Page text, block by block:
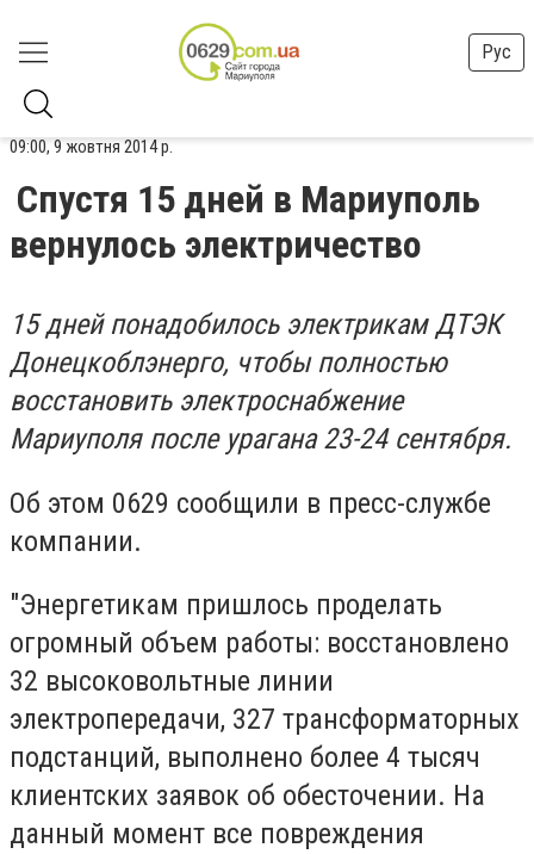
Рус
09:00, 9 жовтня 2014 р.
Спустя 15 дней в Мариуполь
вернулось электричество
15 дней понадобилось электрикам ДТЭК
Донецкоблэнерго, чтобы полностью
восстановить электроснабжение
Мариуполя после урагана 23-24 сентября.
Об этом 0629 сообщили в пресс-службе
компании.
"Энергетикам пришлось проделать
огромный объем работы: восстановлено
32 высоковольтные линии
электропередачи, 327 трансформаторных
подстанций, выполнено более 4 тысяч
клиентских заявок об обесточении. На
данный момент все повреждения